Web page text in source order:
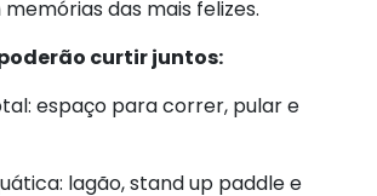
das mais felizes.
curtir juntos:
espaço para correr, pular e
lagão, stand up paddle e